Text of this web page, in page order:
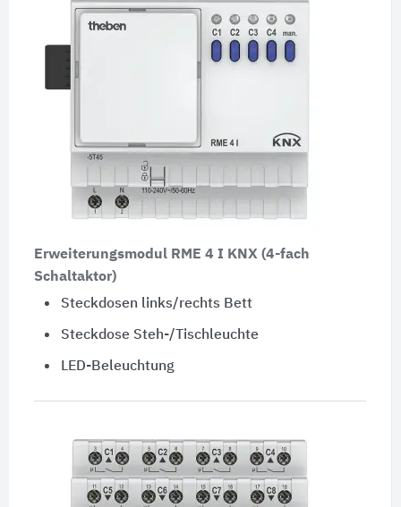
Erweiterungsmodul RME 4 I KNX (4-fach
Schaltaktor)
Steckdosen links/rechts Bett
Steckdose Steh-/Tischleuchte
LED-Beleuchtung